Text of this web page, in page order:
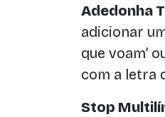
Adedonha
adicionar
que voam’
com a letra
Stop